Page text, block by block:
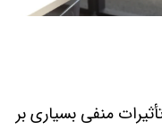
منفی بسیاری بر